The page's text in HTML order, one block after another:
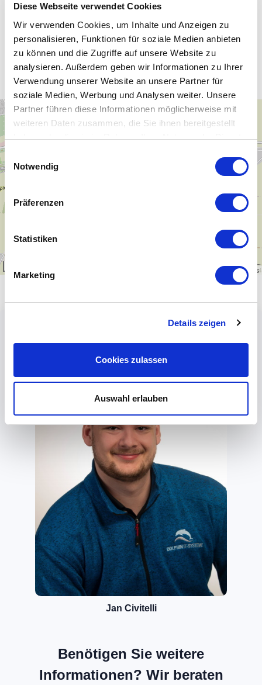
Diese Webseite verwendet Cookies
Wir verwenden Cookies, um Inhalte und Anzeigen zu
personalisieren, Funktionen für soziale Medien anbieten
zu können und die Zugriffe auf unsere Website zu
analysieren. Außerdem geben wir Informationen zu Ihrer
Verwendung unserer Website an unsere Partner für
soziale Medien, Werbung und Analysen weiter. Unsere
Partner führen diese Informationen möglicherweise mit
weiteren Daten zusammen, die Sie ihnen bereitgestellt
haben oder die sie im Rahmen Ihrer Nutzung der Dienste
Einwilligungsauswahl
Notwendig
Präferenzen
Statistiken
Marketing
Details zeigen
Cookies zulassen
Auswahl erlauben
Unsere WLAN-Hotspots in
Ilberstedt
+
OpenStreetMapcontributors
Jan Civitelli
Benötigen Sie weitere
Informationen? Wir beraten